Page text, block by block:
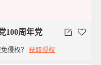
100周年党
侵权？ 获取授权